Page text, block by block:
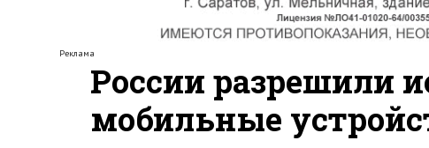
Реклама
России разрешили
мобильные